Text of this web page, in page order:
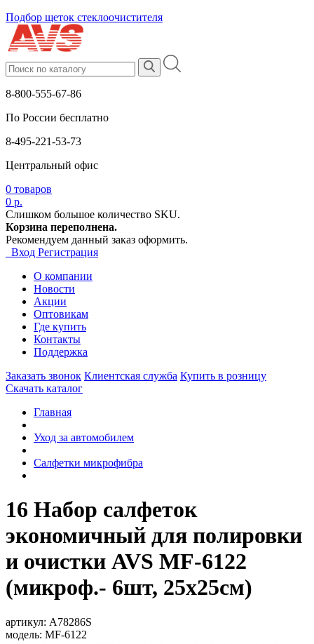
Подбор щеток стеклоочистителя
8-800-555-67-86
По России бесплатно
8-495-221-53-73
Центральный офис
0 товаров
0 р.
Слишком большое количество SKU.
Корзина переполнена.
Рекомендуем данный заказ оформить.
Вход Регистрация
О компании
Новости
Акции
Оптовикам
Где купить
Контакты
Поддержка
Заказать звонок Клиентская служба Купить в розницу
Скачать каталог
Главная
Уход за автомобилем
Салфетки микрофибра
16 Набор салфеток
экономичный для полировки
и очистки AVS MF-6122
(микроф.- 6шт, 25х25см)
артикул: A78286S
модель: MF-6122